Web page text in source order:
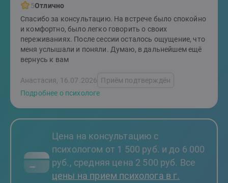
5Отлично
Спасибо за консультацию. На встрече было спокойно
и комфортно, было легко говорить о своих
переживаниях. После сессии осталось ощущение, что
меня услышали и поняли. Думаю, в дальнейшем ещё
вернусь к вам
Анастасия, 16.07.2026 Приём подтверждён
Подробнее о психологе
Цена на консультацию с
психологом от 1 500 руб. и до 6 000
руб., средняя цена 2 500 руб. Все
цены на прием психолога в г.